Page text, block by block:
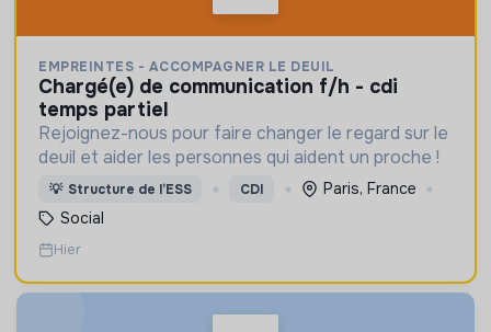
EMPREINTES - ACCOMPAGNER LE DEUIL
chargé(e) de communication f/h - cdi
temps partiel
Rejoignez-nous pour faire changer le regard sur le
deuil et aider les personnes qui aident un proche !
💡 Structure de l’ESS CDI
Paris, France
Social
Hier